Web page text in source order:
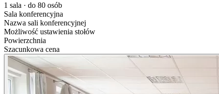
1 sala · do 80 osób
Sala konferencyjna
Nazwa sali konferencyjnej
Możliwość ustawienia stołów
Powierzchnia
Szacunkowa cena